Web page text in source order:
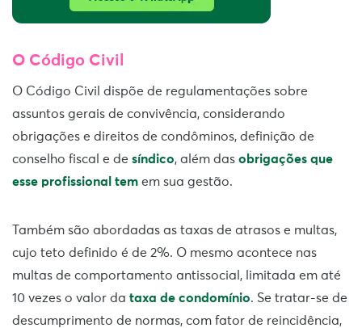
O Código Civil
O Código Civil dispõe de regulamentações sobre
assuntos gerais de convivência, considerando
obrigações e direitos de condôminos, definição de
conselho fiscal e de síndico, além das obrigações que
esse profissional tem em sua gestão.
Também são abordadas as taxas de atrasos e multas,
cujo teto definido é de 2%. O mesmo acontece nas
multas de comportamento antissocial, limitada em até
10 vezes o valor da taxa de condomínio. Se tratar-se de
descumprimento de normas, com fator de reincidência,